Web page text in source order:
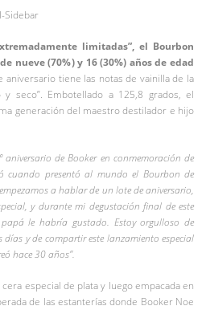
limitadas”, el Bourbon
nueve (70%) y 16 (30%) años de edad
aniversario tiene las notas de vainilla de la
y seco”. Embotellado a 125,8 grados, el
generación del maestro destilador e hijo
de Booker en conmemoración de
cuando presentó al mundo el Bourbon de
a hablar de un lote de aniversario,
y durante mi degustación final de este
le habría gustado. Estoy orgulloso de
y de compartir este lanzamiento especial
hace 30 años”.
especial de plata y luego empacada en
de las estanterías donde Booker Noe